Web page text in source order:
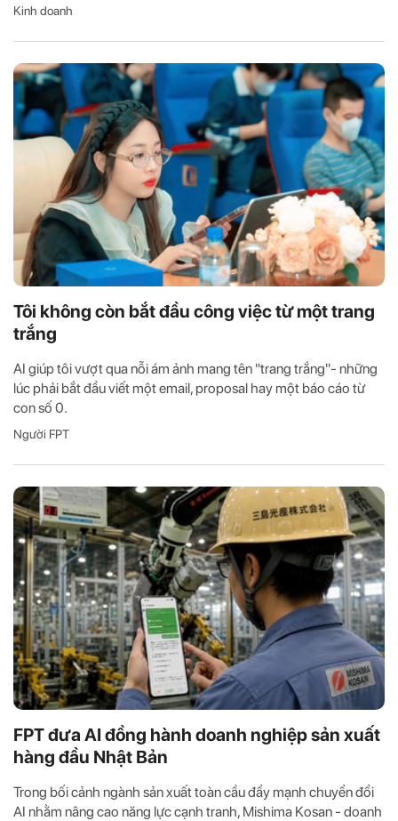
Kinh doanh
Tôi không còn bắt đầu công việc từ một trang
trắng
AI giúp tôi vượt qua nỗi ám ảnh mang tên "trang trắng"- những
lúc phải bắt đầu viết một email, proposal hay một báo cáo từ
con số 0.
Người FPT
FPT đưa AI đồng hành doanh nghiệp sản xuất
hàng đầu Nhật Bản
Trong bối cảnh ngành sản xuất toàn cầu đẩy mạnh chuyển đổi
AI nhằm nâng cao năng lực cạnh tranh, Mishima Kosan - doanh